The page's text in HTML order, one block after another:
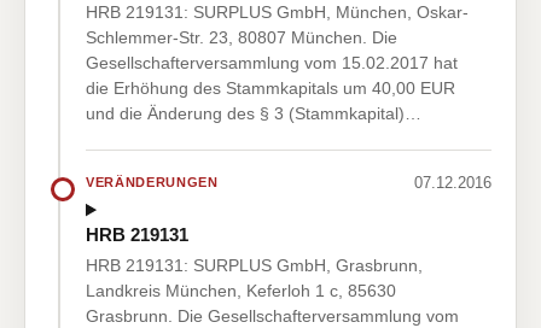
HRB 219131: SURPLUS GmbH, München, Oskar-
Schlemmer-Str. 23, 80807 München. Die
Gesellschafterversammlung vom 15.02.2017 hat
die Erhöhung des Stammkapitals um 40,00 EUR
und die Änderung des § 3 (Stammkapital)…
VERÄNDERUNGEN 07.12.2016
HRB 219131
HRB 219131: SURPLUS GmbH, Grasbrunn,
Landkreis München, Keferloh 1 c, 85630
Grasbrunn. Die Gesellschafterversammlung vom